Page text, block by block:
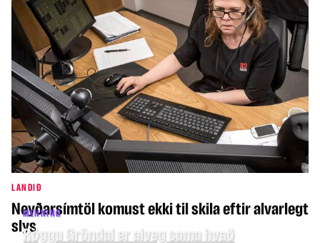
LANDIÐ
Neyðarsímtöl komust ekki til skila eftir alvarlegt
slys
MENNING
Röggu Gröndal er alveg sama hvað